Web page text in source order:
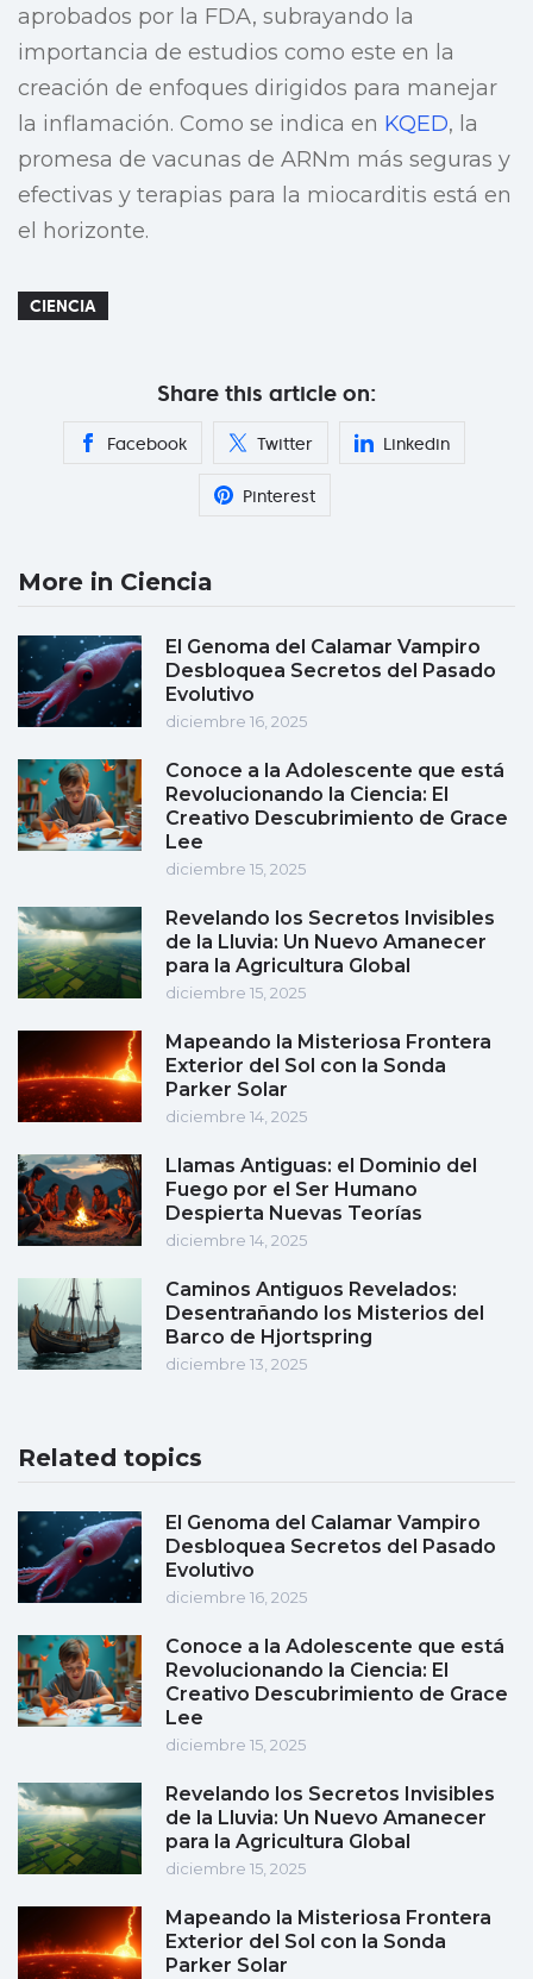
aprobados por la FDA, subrayando la
importancia de estudios como este en la
creación de enfoques dirigidos para manejar
la inflamación. Como se indica en KQED, la
promesa de vacunas de ARNm más seguras y
efectivas y terapias para la miocarditis está en
el horizonte.
CIENCIA
Share this article on:
Facebook Twitter Linkedin
Pinterest
More in Ciencia
El Genoma del Calamar Vampiro
Desbloquea Secretos del Pasado
Evolutivo
diciembre 16, 2025
Conoce a la Adolescente que está
Revolucionando la Ciencia: El
Creativo Descubrimiento de Grace
Lee
diciembre 15, 2025
Revelando los Secretos Invisibles
de la Lluvia: Un Nuevo Amanecer
para la Agricultura Global
diciembre 15, 2025
Mapeando la Misteriosa Frontera
Exterior del Sol con la Sonda
Parker Solar
diciembre 14, 2025
Llamas Antiguas: el Dominio del
Fuego por el Ser Humano
Despierta Nuevas Teorías
diciembre 14, 2025
Caminos Antiguos Revelados:
Desentrañando los Misterios del
Barco de Hjortspring
diciembre 13, 2025
Related topics
El Genoma del Calamar Vampiro
Desbloquea Secretos del Pasado
Evolutivo
diciembre 16, 2025
Conoce a la Adolescente que está
Revolucionando la Ciencia: El
Creativo Descubrimiento de Grace
Lee
diciembre 15, 2025
Revelando los Secretos Invisibles
de la Lluvia: Un Nuevo Amanecer
para la Agricultura Global
diciembre 15, 2025
Mapeando la Misteriosa Frontera
Exterior del Sol con la Sonda
Parker Solar